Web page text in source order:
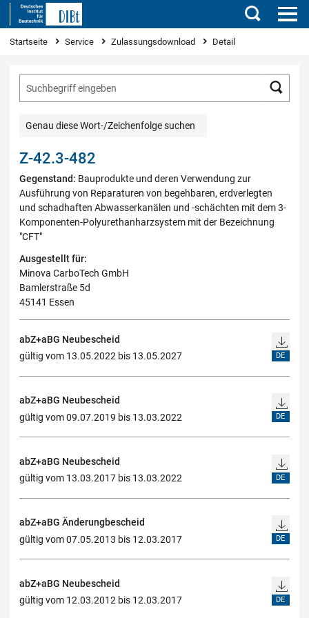
Suchen
Sie sind hier
Startseite Service Zulassungsdownload Detail
Genau diese Wort-/Zeichenfolge suchen
Z-42.3-482
Gegenstand: Bauprodukte und deren Verwendung zur
Ausführung von Reparaturen von begehbaren, erdverlegten
und schadhaften Abwasserkanälen und -schächten mit dem 3-
Komponenten-Polyurethanharzsystem mit der Bezeichnung
"CFT"
Ausgestellt für:
Minova CarboTech GmbH
Bamlerstraße 5d
45141 Essen
abZ+aBG Neubescheid
gültig vom 13.05.2022 bis 13.05.2027
DE
abZ+aBG Neubescheid
gültig vom 09.07.2019 bis 13.03.2022
DE
abZ+aBG Neubescheid
gültig vom 13.03.2017 bis 13.03.2022
DE
abZ+aBG Änderungbescheid
gültig vom 07.05.2013 bis 12.03.2017
DE
abZ+aBG Neubescheid
gültig vom 12.03.2012 bis 12.03.2017
DE